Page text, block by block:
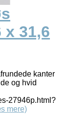
31,6
kanter
og hvid
27946p.html?
mere)